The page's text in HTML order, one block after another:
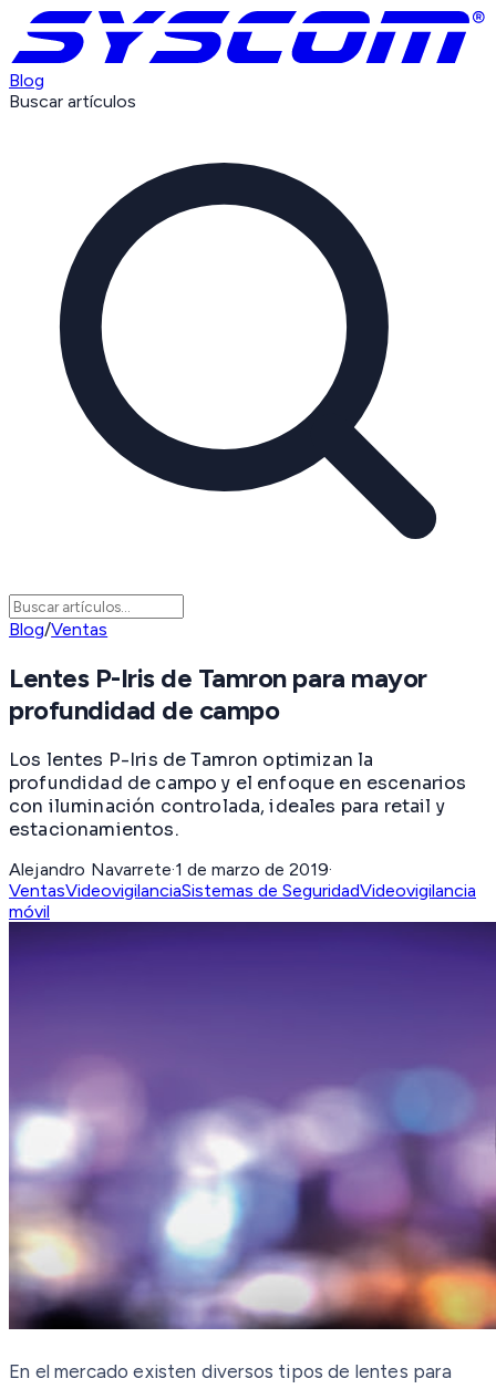
Blog
Buscar artículos
Blog/Ventas
Lentes P-Iris de Tamron para mayor
profundidad de campo
Los lentes P-Iris de Tamron optimizan la
profundidad de campo y el enfoque en escenarios
con iluminación controlada, ideales para retail y
estacionamientos.
Alejandro Navarrete·1 de marzo de 2019·
VentasVideovigilanciaSistemas de SeguridadVideovigilancia
móvil
En el mercado existen diversos tipos de lentes para